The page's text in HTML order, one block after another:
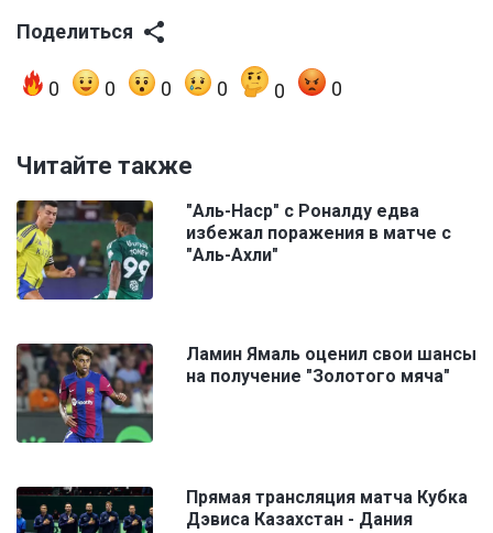
Поделиться
0 0 0 0 0 0
Читайте также
"Аль-Наср" с Роналду едва
избежал поражения в матче с
"Аль-Ахли"
Ламин Ямаль оценил свои шансы
на получение "Золотого мяча"
Прямая трансляция матча Кубка
Дэвиса Казахстан - Дания